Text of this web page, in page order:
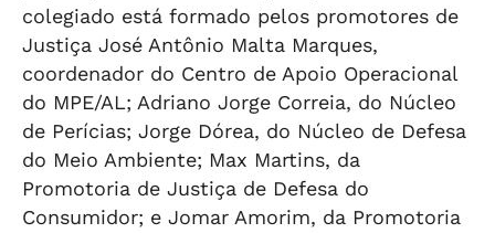
colegiado está formado pelos promotores de
Justiça José Antônio Malta Marques,
coordenador do Centro de Apoio Operacional
do MPE/AL; Adriano Jorge Correia, do Núcleo
de Perícias; Jorge Dórea, do Núcleo de Defesa
do Meio Ambiente; Max Martins, da
Promotoria de Justiça de Defesa do
Consumidor; e Jomar Amorim, da Promotoria